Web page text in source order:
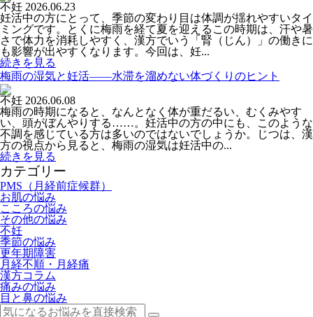
不妊 2026.06.23
妊活中の方にとって、季節の変わり目は体調が揺れやすいタイ
ミングです。とくに梅雨を経て夏を迎えるこの時期は、汗や暑
さで体力を消耗しやすく、漢方でいう「腎（じん）」の働きに
も影響が出やすくなります。今回は、妊...
続きを見る
梅雨の湿気と妊活――水滞を溜めない体づくりのヒント
不妊 2026.06.08
梅雨の時期になると、なんとなく体が重だるい、むくみやす
い、頭がぼんやりする……。妊活中の方の中にも、このような
不調を感じている方は多いのではないでしょうか。じつは、漢
方の視点から見ると、梅雨の湿気は妊活中の...
続きを見る
カテゴリー
PMS（月経前症候群）
お肌の悩み
こころの悩み
その他の悩み
不妊
季節の悩み
更年期障害
月経不順・月経痛
漢方コラム
痛みの悩み
目と鼻の悩み